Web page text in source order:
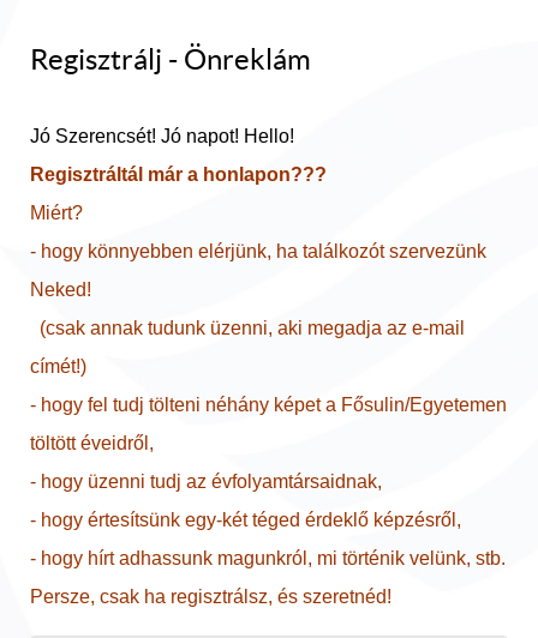
Regisztrálj - Önreklám
Jó Szerencsét! Jó napot! Hello!
Regisztráltál már a honlapon???
Miért?
- hogy könnyebben elérjünk, ha találkozót szervezünk
Neked!
(csak annak tudunk üzenni, aki megadja az e-mail
címét!)
- hogy fel tudj tölteni néhány képet a Fősulin/Egyetemen
töltött éveidről,
- hogy üzenni tudj az évfolyamtársaidnak,
- hogy értesítsünk egy-két téged érdeklő képzésről,
- hogy hírt adhassunk magunkról, mi történik velünk, stb.
Persze, csak ha regisztrálsz, és szeretnéd!